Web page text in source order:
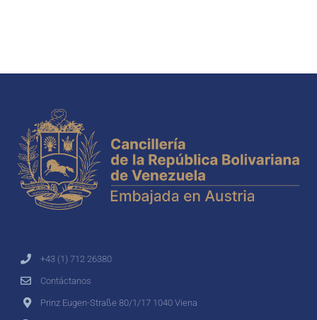
+43 (1) 712 26380
Contáctanos
Prinz Eugen-Straße 80/1/17 1040 Viena